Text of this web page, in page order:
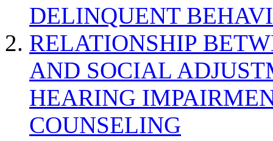
DELINQUENT
RELATIONSHIP
AND SOCIAL
HEARING
COUNSELING